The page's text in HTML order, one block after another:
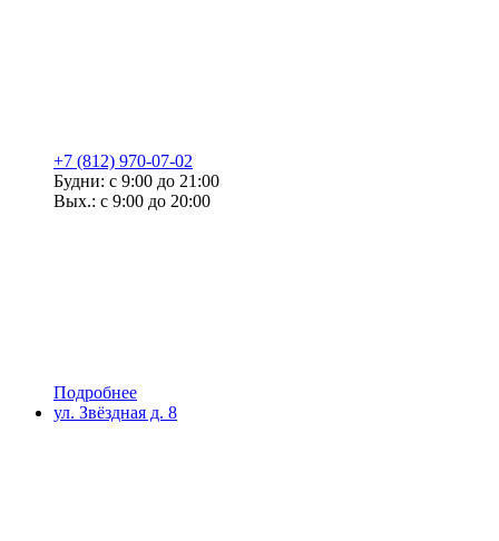
+7 (812) 970-07-02
Будни: с 9:00 до 21:00
Вых.: с 9:00 до 20:00
Подробнее
ул. Звёздная д. 8